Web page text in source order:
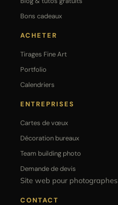
Bons cadeaux
ACHETER
Tirages Fine Art
Portfolio
Calendriers
ENTREPRISES
Cartes de vœux
Décoration bureaux
Team building photo
Demande de devis
Site web pour photographes
CONTACT